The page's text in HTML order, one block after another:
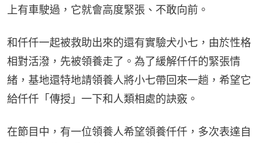
上有車駛過，它就會高度緊張、不敢向前。
和仟仟一起被救助出來的還有實驗犬小七，由於性格
相對活潑，先被領養走了。為了緩解仟仟的緊張情
緒，基地還特地請領養人將小七帶回來一趟，希望它
給仟仟「傳授」一下和人類相處的訣竅。
在節目中，有一位領養人希望領養仟仟，多次表達自